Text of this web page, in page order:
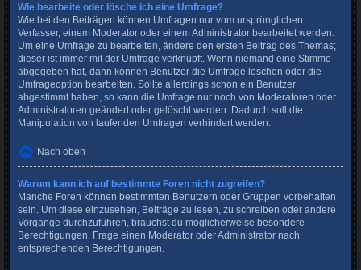
Wie bearbeite oder lösche ich eine Umfrage?
Wie bei den Beiträgen können Umfragen nur vom ursprünglichen
Verfasser, einem Moderator oder einem Administrator bearbeitet werden.
Um eine Umfrage zu bearbeiten, ändere den ersten Beitrag des Themas;
dieser ist immer mit der Umfrage verknüpft. Wenn niemand eine Stimme
abgegeben hat, dann können Benutzer die Umfrage löschen oder die
Umfrageoption bearbeiten. Sollte allerdings schon ein Benutzer
abgestimmt haben, so kann die Umfrage nur noch von Moderatoren oder
Administratoren geändert oder gelöscht werden. Dadurch soll die
Manipulation von laufenden Umfragen verhindert werden.
Nach oben
Warum kann ich auf bestimmte Foren nicht zugreifen?
Manche Foren können bestimmten Benutzern oder Gruppen vorbehalten
sein. Um diese einzusehen, Beiträge zu lesen, zu schreiben oder andere
Vorgänge durchzuführen, brauchst du möglicherweise besondere
Berechtigungen. Frage einen Moderator oder Administrator nach
entsprechenden Berechtigungen.